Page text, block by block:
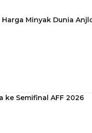
Minyak Dunia
Semifinal AFF 2026